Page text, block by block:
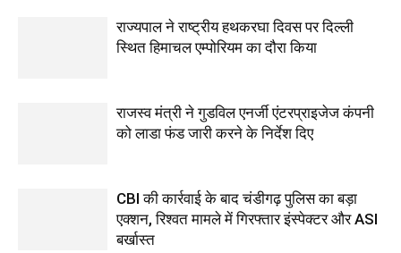
राज्यपाल ने राष्ट्रीय हथकरघा दिवस पर दिल्ली
स्थित हिमाचल एम्पोरियम का दौरा किया
राजस्व मंत्री ने गुडविल एनर्जी एंटरप्राइजेज कंपनी
को लाडा फंड जारी करने के निर्देश दिए
CBI की कार्रवाई के बाद चंडीगढ़ पुलिस का बड़ा
एक्शन, रिश्वत मामले में गिरफ्तार इंस्पेक्टर और ASI
बर्खास्त